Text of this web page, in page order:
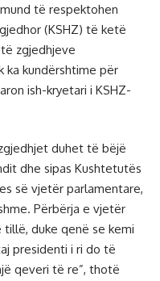
të respektohen
(KSHZ) të ketë
zgjedhjeve
ka kundërshtime për
ish-kryetari i KSHZ-
duhet të bëjë
dhe sipas Kushtetutës
së vjetër parlamentare,
Përbërja e vjetër
duke qenë se kemi
presidenti i ri do të
qeveri të re”, thotë